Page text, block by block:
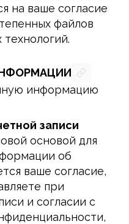
на ваше согласие
файлов
информацию
записи
основой для
об
ваше согласие,
при
и согласии с